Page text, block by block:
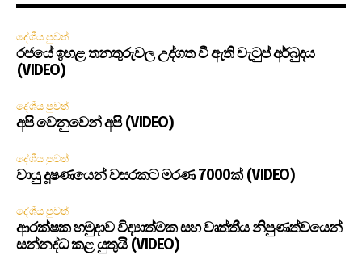
දේශීය පුවත්
රජයේ ඉහළ තනතුරුවල උද්ගත වී ඇති වැටුප් අර්බුදය
(VIDEO)
දේශීය පුවත්
අපි වෙනුවෙන් අපි (VIDEO)
දේශීය පුවත්
වායු දූෂණයෙන් වසරකට මරණ 7000ක් (VIDEO)
දේශීය පුවත්
ආරක්ෂක හමුදාව විද්‍යාත්මක සහ වෘත්තීය නිපුණත්වයෙන්
සන්නද්ධ කළ යුතුයි (VIDEO)